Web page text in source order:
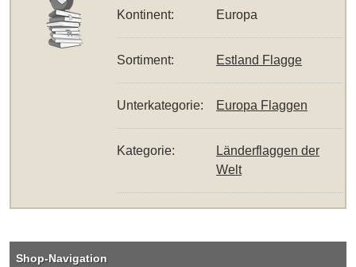
Kontinent: Europa
Sortiment: Estland Flagge
Unterkategorie: Europa Flaggen
Kategorie:
Länderflaggen der
Welt
Shop-Navigation